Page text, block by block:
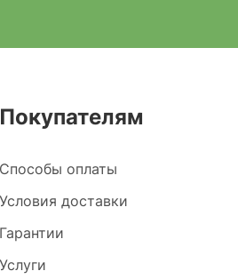
Покупателям
Способы оплаты
Условия доставки
Гарантии
Услуги